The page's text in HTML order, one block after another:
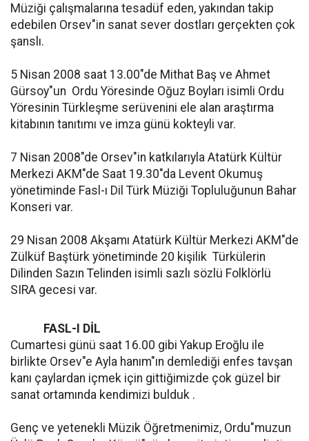
Müziği çalışmalarına tesadüf eden, yakından takip
edebilen Orsev"in sanat sever dostları gerçekten çok
şanslı.
5 Nisan 2008 saat 13.00"de Mithat Baş ve Ahmet
Gürsoy"un  Ordu Yöresinde Oğuz Boyları isimli Ordu
Yöresinin Türkleşme serüvenini ele alan araştırma
kitabının tanıtımı ve imza günü kokteyli var.
7 Nisan 2008"de Orsev"in katkılarıyla Atatürk Kültür
Merkezi AKM"de Saat 19.30"da Levent Okumuş
yönetiminde Fasl-ı Dil Türk Müziği Topluluğunun Bahar
Konseri var.
29 Nisan 2008 Akşamı Atatürk Kültür Merkezi AKM"de
Zülküf Baştürk yönetiminde 20 kişilik  Türkülerin
Dilinden Sazın Telinden isimli sazlı sözlü Folklörlü
SIRA gecesi var.
FASL-I DİL
Cumartesi günü saat 16.00 gibi Yakup Eroğlu ile
birlikte Orsev"e Ayla hanım"ın demlediği enfes tavşan
kanı çaylardan içmek için gittiğimizde çok güzel bir
sanat ortamında kendimizi bulduk .
Genç ve yetenekli Müzik Öğretmenimiz, Ordu"muzun